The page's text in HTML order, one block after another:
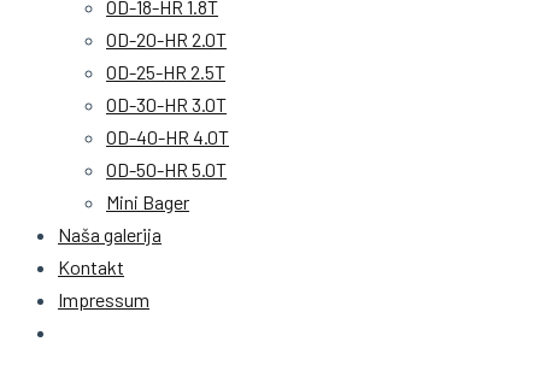
OD-18-HR 1.8T
OD-20-HR 2.0T
OD-25-HR 2.5T
OD-30-HR 3.0T
OD-40-HR 4.0T
OD-50-HR 5.0T
Mini Bager
Naša galerija
Kontakt
Impressum